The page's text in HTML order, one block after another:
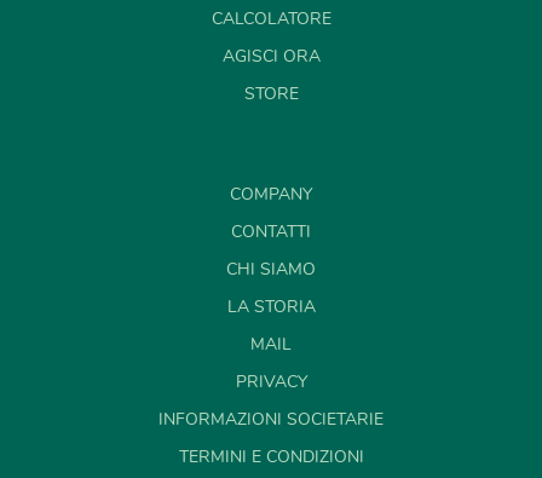
CALCOLATORE
AGISCI ORA
STORE
COMPANY
CONTATTI
CHI SIAMO
LA STORIA
MAIL
PRIVACY
INFORMAZIONI SOCIETARIE
TERMINI E CONDIZIONI